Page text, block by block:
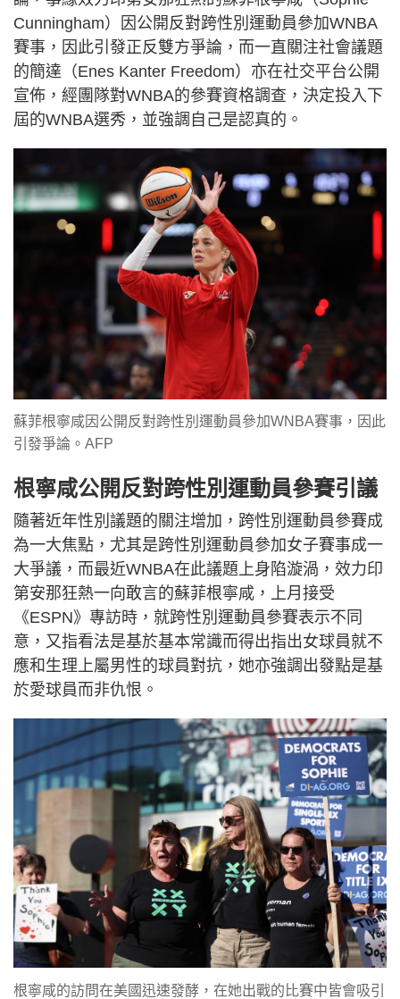
Cunningham）因公開反對跨性別運動員參加WNBA
賽事，因此引發正反雙方爭論，而一直關注社會議題
的簡達（Enes Kanter Freedom）亦在社交平台公開
宣佈，經團隊對WNBA的參賽資格調查，決定投入下
屆的WNBA選秀，並強調自己是認真的。
蘇菲根寧咸因公開反對跨性別運動員參加WNBA賽事，因此
引發爭論。AFP
根寧咸公開反對跨性別運動員參賽引議
隨著近年性別議題的關注增加，跨性別運動員參賽成
為一大焦點，尤其是跨性別運動員參加女子賽事成一
大爭議，而最近WNBA在此議題上身陷漩渦，效力印
第安那狂熱一向敢言的蘇菲根寧咸，上月接受
《ESPN》專訪時，就跨性別運動員參賽表示不同
意，又指看法是基於基本常識而得出指出女球員就不
應和生理上屬男性的球員對抗，她亦強調出發點是基
於愛球員而非仇恨。
根寧咸的訪問在美國迅速發酵，在她出戰的比賽中皆會吸引